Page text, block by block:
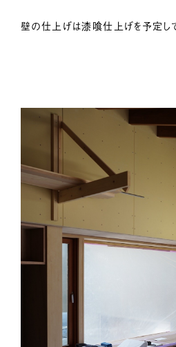
壁の仕上げは漆喰仕上げを予定し